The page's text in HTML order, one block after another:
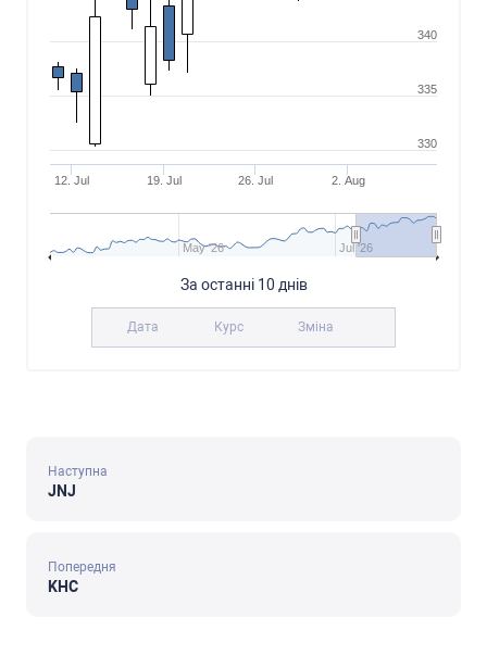
12. Jul 19. Jul 26. Jul 2. Aug
May '26 Jul '26
330
335
340
За оcтанні 10 днів
Дата Курc Зміна
Наcтупна
JNJ
Попередня
KHC